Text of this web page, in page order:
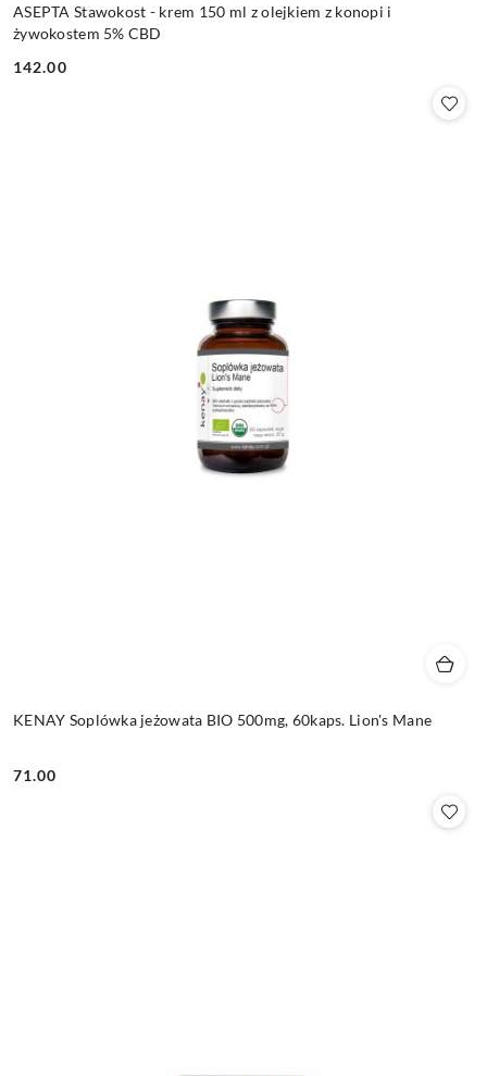
ASEPTA Stawokost - krem 150 ml z olejkiem z konopi i
żywokostem 5% CBD
Cena:
142.00
KENAY Soplówka jeżowata BIO 500mg, 60kaps. Lion's Mane
Cena:
71.00